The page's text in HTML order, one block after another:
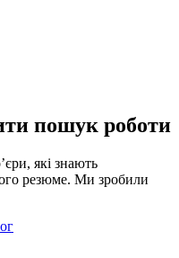
пошук роботи
які знають
резюме. Ми зробили